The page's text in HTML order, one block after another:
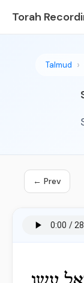
Torah
Talmud
← Prev